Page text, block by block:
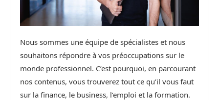
Nous sommes une équipe de spécialistes et nous
souhaitons répondre à vos préoccupations sur le
monde professionnel. C’est pourquoi, en parcourant
nos contenus, vous trouverez tout ce qu’il vous faut
sur la finance, le business, l’emploi et la formation.